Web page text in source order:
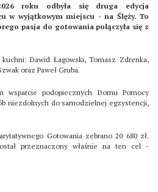
roku odbyła się druga edycja
w wyjątkowym miejscu - na Ślęży. To
pasja do gotowania połączyła się z
Dawid Łagowski, Tomasz Zdrenka,
oraz Paweł Gruba.
wsparcie podopiecznych Domu Pomocy
niezdolnych do samodzielnej egzystencji,
Gotowania zebrano 20 680 zł.
przeznaczony właśnie na ten cel -